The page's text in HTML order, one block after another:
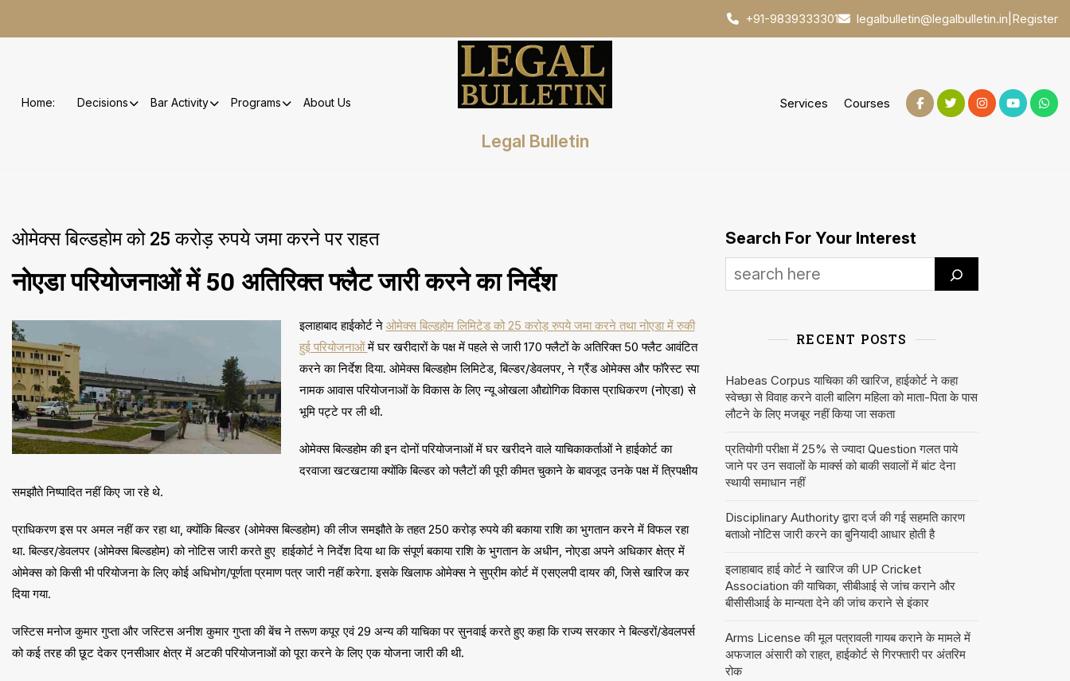
+91-9839333301 legalbulletin@legalbulletin.in Register
Home: Decisions Bar Activity Programs About Us
Legal Bulletin
Services Courses
ओमेक्स बिल्डहोम को 25 करोड़ रुपये जमा करने पर राहत
नोएडा परियोजनाओं में 50 अतिरिक्त फ्लैट जारी करने का निर्देश
इलाहाबाद हाईकोर्ट ने ओमेक्स बिल्डहोम लिमिटेड को 25 करोड़ रुपये जमा करने तथा नोएडा में रुकी
हुई परियोजनाओंमें घर खरीदारों के पक्ष में पहले से जारी 170 फ्लैटों के अतिरिक्त 50 फ्लैट आवंटित
करने का निर्देश दिया. ओमेक्स बिल्डहोम लिमिटेड, बिल्डर/डेवलपर, ने ग्रैंड ओमेक्स और फॉरेस्ट स्पा
नामक आवास परियोजनाओं के विकास के लिए न्यू ओखला औद्योगिक विकास प्राधिकरण (नोएडा) से
भूमि पट्टे पर ली थी.
ओमेक्स बिल्डहोम की इन दोनों परियोजनाओं में घर खरीदने वाले याचिकाकर्ताओं ने हाईकोर्ट का
दरवाजा खटखटाया क्योंकि बिल्डर को फ्लैटों की पूरी कीमत चुकाने के बावजूद उनके पक्ष में त्रिपक्षीय
समझौते निष्पादित नहीं किए जा रहे थे.
प्राधिकरण इस पर अमल नहीं कर रहा था, क्योंकि बिल्डर (ओमेक्स बिल्डहोम) की लीज समझौते के तहत 250 करोड़ रुपये की बकाया राशि का भुगतान करने में विफल रहा
था. बिल्डर/डेवलपर (ओमेक्स बिल्डहोम) को नोटिस जारी करते हुए हाईकोर्ट ने निर्देश दिया था कि संपूर्ण बकाया राशि के भुगतान के अधीन, नोएडा अपने अधिकार क्षेत्र में
ओमेक्स को किसी भी परियोजना के लिए कोई अधिभोग/पूर्णता प्रमाण पत्र जारी नहीं करेगा. इसके खिलाफ ओमेक्स ने सुप्रीम कोर्ट में एसएलपी दायर की, जिसे खारिज कर
दिया गया.
जस्टिस मनोज कुमार गुप्ता और जस्टिस अनीश कुमार गुप्ता की बेंच ने तरूण कपूर एवं 29 अन्य की याचिका पर सुनवाई करते हुए कहा कि राज्य सरकार ने बिल्डरों/डेवलपर्स
को कई तरह की छूट देकर एनसीआर क्षेत्र में अटकी परियोजनाओं को पूरा करने के लिए एक योजना जारी की थी.
Search For Your Interest
RECENT POSTS
Habeas Corpus याचिका की खारिज, हाईकोर्ट ने कहा
स्वेच्छा से विवाह करने वाली बालिग महिला को माता-पिता के पास
लौटने के लिए मजबूर नहीं किया जा सकता
प्रतियोगी परीक्षा में 25% से ज्यादा Question गलत पाये
जाने पर उन सवालों के मार्क्स को बाकी सवालों में बांट देना
स्थायी समाधान नहीं
Disciplinary Authority द्वारा दर्ज की गई सहमति कारण
बताओ नोटिस जारी करने का बुनियादी आधार होती है
इलाहाबाद हाई कोर्ट ने खारिज की UP Cricket
Association की याचिका, सीबीआई से जांच कराने और
बीसीसीआई के मान्यता देने की जांच कराने से इंकार
Arms License की मूल पत्रावली गायब कराने के मामले में
अफजाल अंसारी को राहत, हाईकोर्ट से गिरफ्तारी पर अंतरिम
रोक